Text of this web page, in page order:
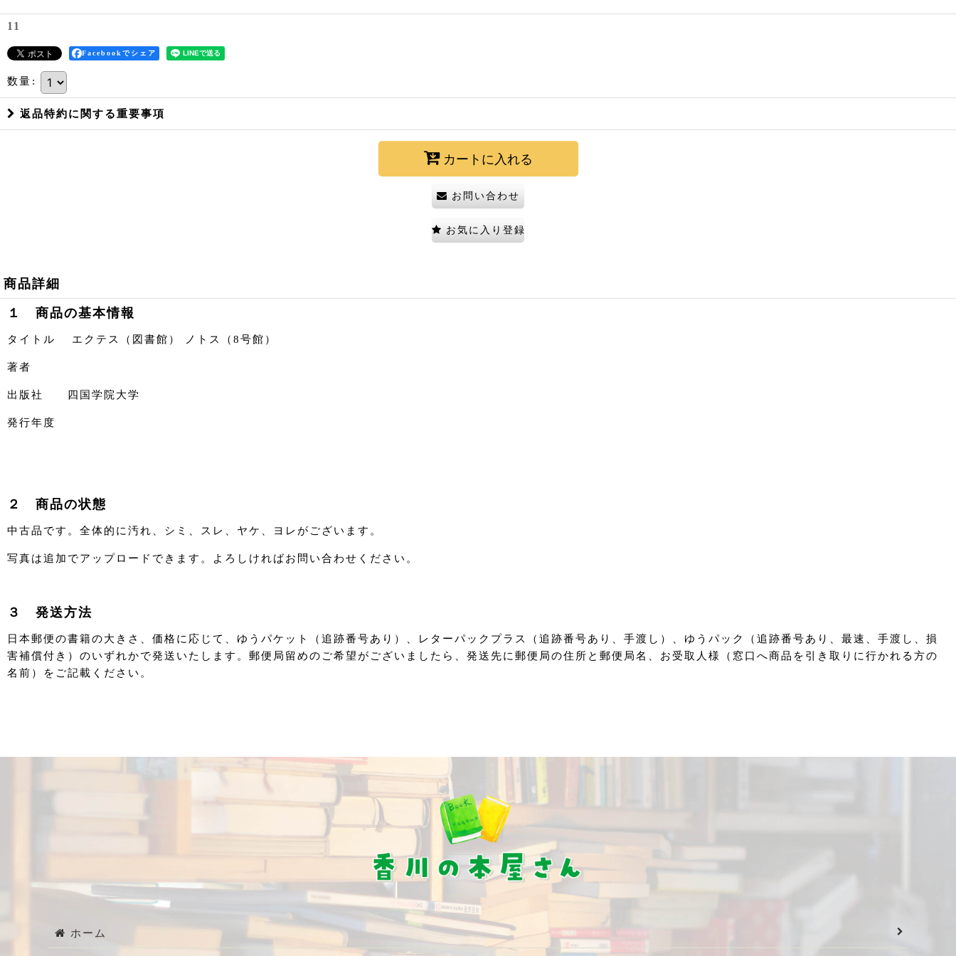
11
Facebookでシェア
数量 :
返品特約に関する重要事項
カートに入れる
お問い合わせ
お気に入り登録
商品詳細
１ 商品の基本情報
タイトル エクテス（図書館） ノトス（8号館）
著者
出版社 四国学院大学
発行年度
２ 商品の状態
中古品です。全体的に汚れ、シミ、スレ、ヤケ、ヨレがございます。
写真は追加でアップロードできます。よろしければお問い合わせください。
３ 発送方法
日本郵便の書籍の大きさ、価格に応じて、ゆうパケット（追跡番号あり）、レターパックプラス（追跡番号あり、手渡し）、ゆうパック（追跡番号あり、最速、手渡し、損
害補償付き）のいずれかで発送いたします。郵便局留めのご希望がございましたら、発送先に郵便局の住所と郵便局名、お受取人様（窓口へ商品を引き取りに行かれる方の
名前）をご記載ください。
ホーム